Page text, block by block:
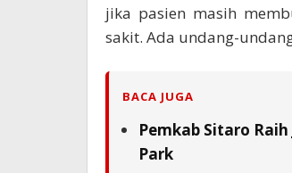
jika pasien masih
sakit. Ada undang-
BACA JUGA
Pemkab Sitaro
Park